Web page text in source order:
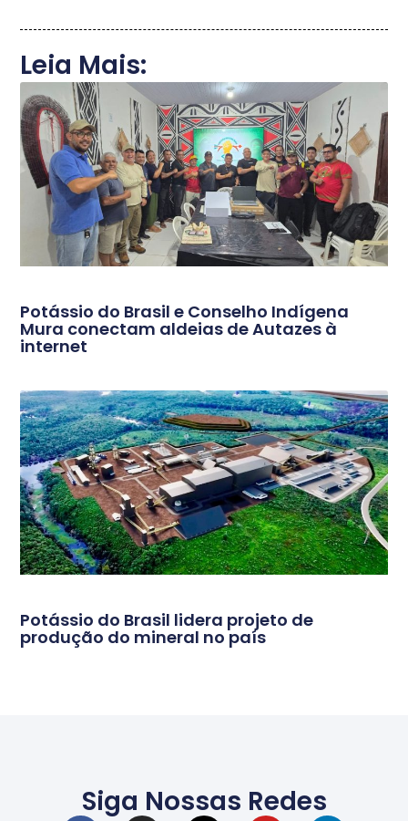
Leia Mais:
Potássio do Brasil e Conselho Indígena
Mura conectam aldeias de Autazes à
internet
Potássio do Brasil lidera projeto de
produção do mineral no país
Siga Nossas Redes